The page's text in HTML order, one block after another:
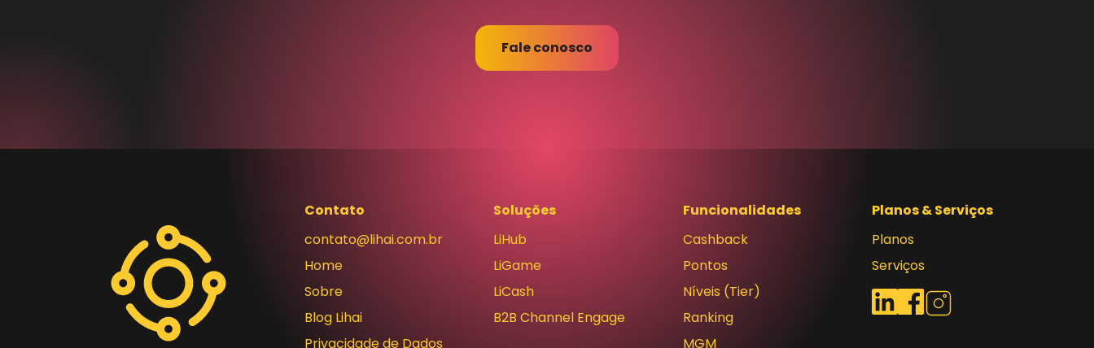
Fale conosco
Contato
contato@lihai.com.br
Home
Sobre
Blog Lihai
Privacidade de Dados
Soluções
LiHub
LiGame
LiCash
B2B Channel Engage
Funcionalidades
Cashback
Pontos
Níveis (Tier)
Ranking
MGM
Planos & Serviços
Planos
Serviços
Redes sociais
LinkedInFacebook
Instagram